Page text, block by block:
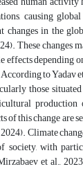
causing
changes in the
These changes
effects depending
to Yadav
those situated
of this change are
Climate
society, with
et al.,